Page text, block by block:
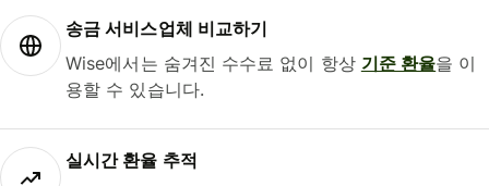
송금 서비스업체 비교하기
Wise에서는 숨겨진 수수료 없이 항상 기준 환율을 이
용할 수 있습니다.
실시간 환율 추적